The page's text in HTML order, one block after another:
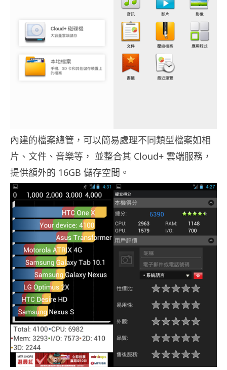
內建的檔案總管，可以簡易處理不同類型檔案如相
片、文件、音樂等， 並整合其 Cloud+ 雲端服務，
提供額外的 16GB 儲存空間。